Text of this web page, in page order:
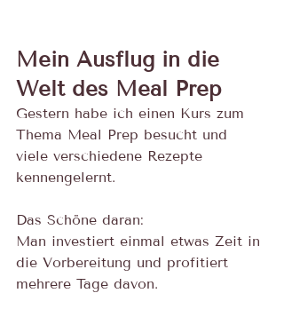
Mein Ausflug in die
Welt des Meal Prep
Gestern habe ich einen Kurs zum
Thema Meal Prep besucht und
viele verschiedene Rezepte
kennengelernt.
Das Schöne daran:
Man investiert einmal etwas Zeit in
die Vorbereitung und profitiert
mehrere Tage davon.